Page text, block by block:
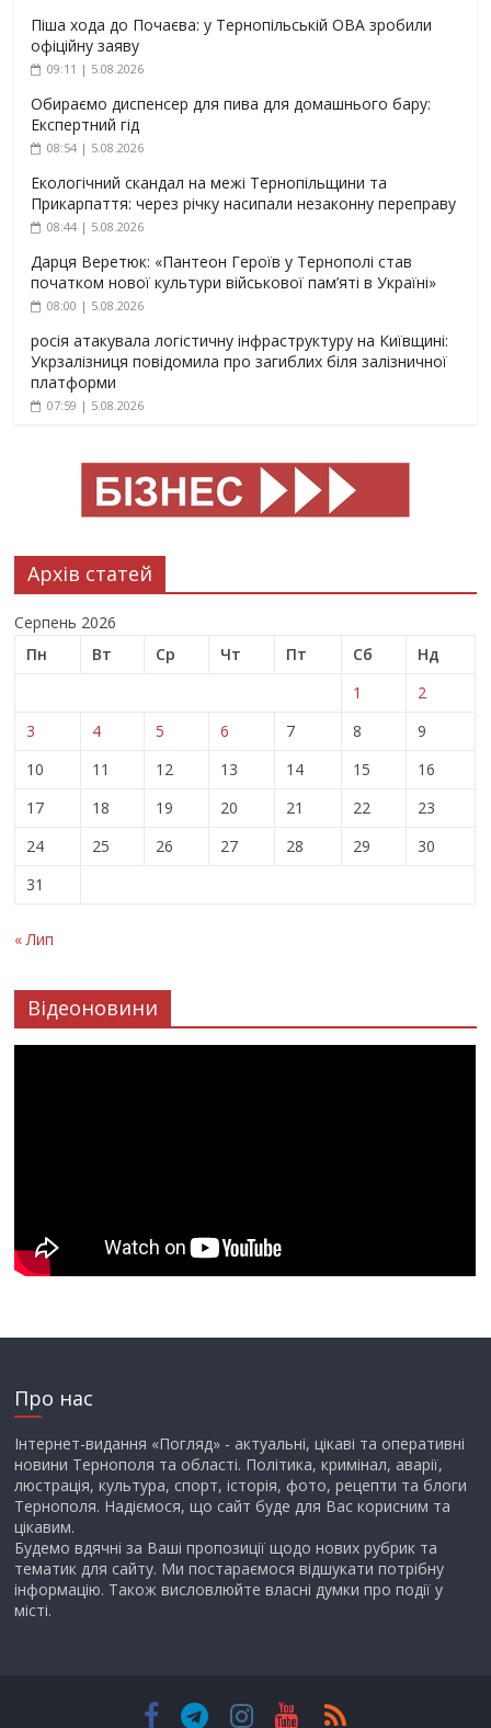
Піша хода до Почаєва: у Тернопільській ОВА зробили
офіційну заяву
09:11 | 5.08.2026
Обираємо диспенсер для пива для домашнього бару:
Експертний гід
08:54 | 5.08.2026
Екологічний скандал на межі Тернопільщини та
Прикарпаття: через річку насипали незаконну переправу
08:44 | 5.08.2026
Дарця Веретюк: «Пантеон Героїв у Тернополі став
початком нової культури військової пам’яті в Україні»
08:00 | 5.08.2026
росія атакувала логістичну інфраструктуру на Київщині:
Укрзалізниця повідомила про загиблих біля залізничної
платформи
07:59 | 5.08.2026
Архів статей
Серпень 2026
Пн
Вт Ср Чт Пт Сб
Нд
1
2
3
4 5 6 7 8
9
10
11 12 13 14 15
16
17
18 19 20 21 22
23
24
25 26 27 28 29
30
31
« Лип
Відеоновини
Про нас
Інтернет-видання «Погляд» - актуальні, цікаві та оперативні
новини Тернополя та області. Політика, кримінал, аварії,
люстрація, культура, спорт, історія, фото, рецепти та блоги
Тернополя. Надіємося, що сайт буде для Вас корисним та
цікавим.
Будемо вдячні за Ваші пропозиції щодо нових рубрик та
тематик для сайту. Ми постараємося відшукати потрібну
інформацію. Також висловлюйте власні думки про події у
місті.